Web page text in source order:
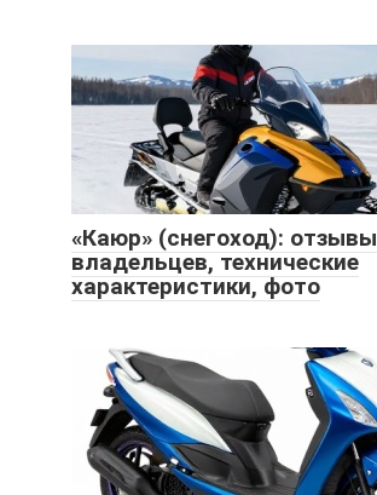
«Каюр» (снегоход): отзывы
владельцев, технические
характеристики, фото